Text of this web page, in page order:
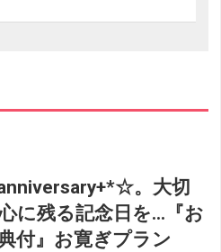
。大切
に残る記念日を…『お
付』お寛ぎプラン